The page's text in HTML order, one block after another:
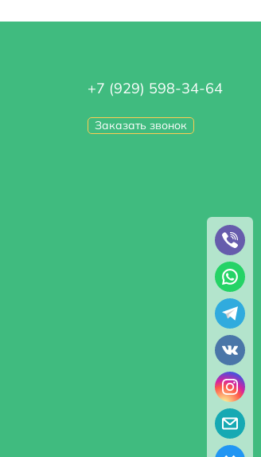
+7 (929) 598-34-64
Заказать звонок